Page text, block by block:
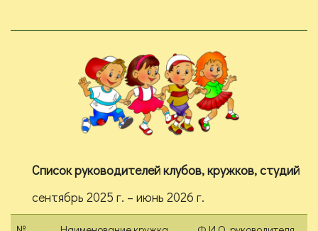
Список руководителей клубов, кружков, студий
сентябрь 2025 г. – июнь 2026 г.